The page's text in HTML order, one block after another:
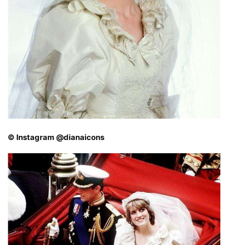
© Instagram @dianaicons